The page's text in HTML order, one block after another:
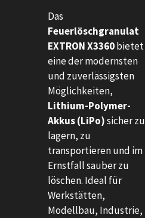
Das
Feuerlöschgranulat
EXTRON X3360bietet
eine der modernsten
und zuverlässigsten
Möglichkeiten,
Lithium-Polymer-
Akkus (LiPo)sicher zu
lagern, zu
transportieren und im
Ernstfall sauber zu
löschen. Ideal für
Werkstätten,
Modellbau, Industrie,